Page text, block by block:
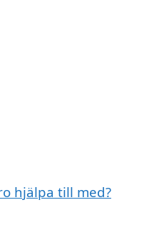
hjälpa till med?